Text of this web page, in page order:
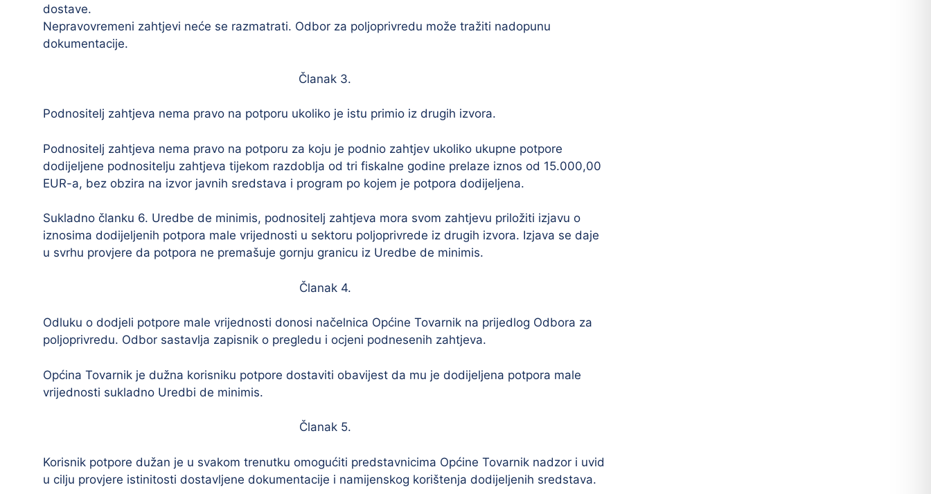
dostave.
Nepravovremeni zahtjevi neće se razmatrati. Odbor za poljoprivredu može tražiti nadopunu
dokumentacije.
Članak 3.
Podnositelj zahtjeva nema pravo na potporu ukoliko je istu primio iz drugih izvora.
Podnositelj zahtjeva nema pravo na potporu za koju je podnio zahtjev ukoliko ukupne potpore
dodijeljene podnositelju zahtjeva tijekom razdoblja od tri fiskalne godine prelaze iznos od 15.000,00
EUR-a, bez obzira na izvor javnih sredstava i program po kojem je potpora dodijeljena.
Sukladno članku 6. Uredbe de minimis, podnositelj zahtjeva mora svom zahtjevu priložiti izjavu o
iznosima dodijeljenih potpora male vrijednosti u sektoru poljoprivrede iz drugih izvora. Izjava se daje
u svrhu provjere da potpora ne premašuje gornju granicu iz Uredbe de minimis.
Članak 4.
Odluku o dodjeli potpore male vrijednosti donosi načelnica Općine Tovarnik na prijedlog Odbora za
poljoprivredu. Odbor sastavlja zapisnik o pregledu i ocjeni podnesenih zahtjeva.
Općina Tovarnik je dužna korisniku potpore dostaviti obavijest da mu je dodijeljena potpora male
vrijednosti sukladno Uredbi de minimis.
Članak 5.
Korisnik potpore dužan je u svakom trenutku omogućiti predstavnicima Općine Tovarnik nadzor i uvid
u cilju provjere istinitosti dostavljene dokumentacije i namijenskog korištenja dodijeljenih sredstava.